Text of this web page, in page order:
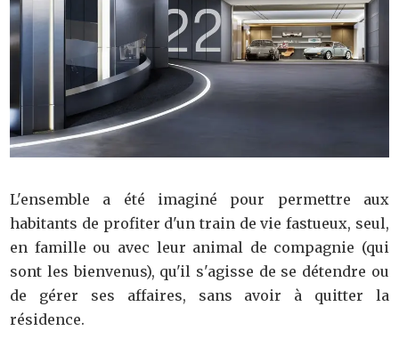
L'ensemble a été imaginé pour permettre aux
habitants de profiter d'un train de vie fastueux, seul,
en famille ou avec leur animal de compagnie (qui
sont les bienvenus), qu'il s'agisse de se détendre ou
de gérer ses affaires, sans avoir à quitter la
résidence.